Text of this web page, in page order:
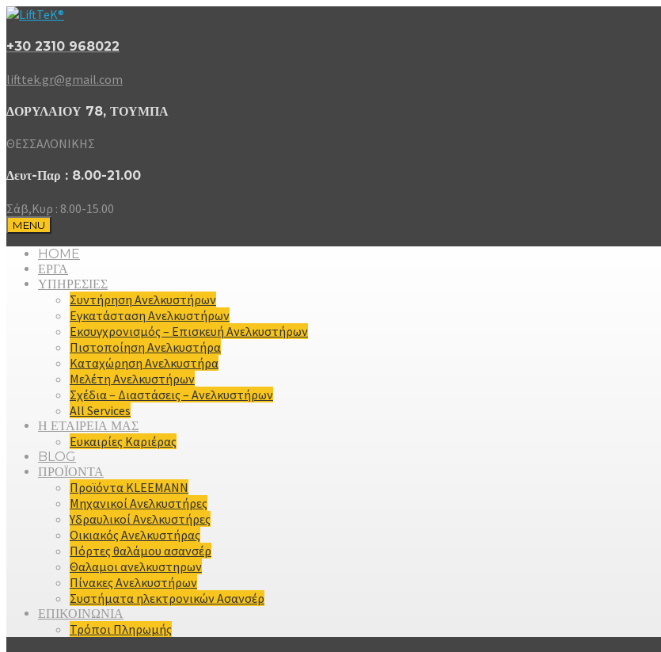
+30 2310 968022
lifttek.gr@gmail.com
ΔΟΡΥΛΑΙΟΥ 78, ΤΟΥΜΠΑ
ΘΕΣΣΑΛΟΝΙΚΗΣ
Δευτ-Παρ : 8.00-21.00
Σάβ,Κυρ : 8.00-15.00
MENU
HOME
ΕΡΓΑ
ΥΠΗΡΕΣΙΕΣ
Συντήρηση Ανελκυστήρων
Εγκατάσταση Ανελκυστήρων
Εκσυγχρονισμός – Επισκευή Ανελκυστήρων
Πιστοποίηση Ανελκυστήρα
Καταχώρηση Ανελκυστήρα
Μελέτη Ανελκυστήρων
Σχέδια – Διαστάσεις – Ανελκυστήρων
All Services
Η ΕΤΑΙΡΕΙΑ ΜΑΣ
Ευκαιρίες Καριέρας
BLOG
ΠΡΟΪΟΝΤΑ
Προϊόντα KLEEMANN
Μηχανικοί Ανελκυστήρες
Υδραυλικοί Ανελκυστήρες
Οικιακός Ανελκυστήρας
Πόρτες θαλάμου ασανσέρ
Θαλαμοι ανελκυστηρων
Πίνακες Ανελκυστήρων
Συστήματα ηλεκτρονικών Ασανσέρ
ΕΠΙΚΟΙΝΩΝΙΑ
Τρόποι Πληρωμής